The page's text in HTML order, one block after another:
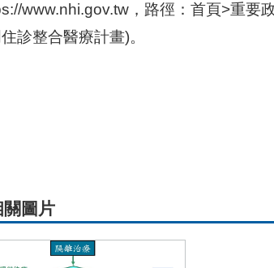
www.nhi.gov.tw，路徑：首頁>重要
診整合醫療計畫)。
關圖片